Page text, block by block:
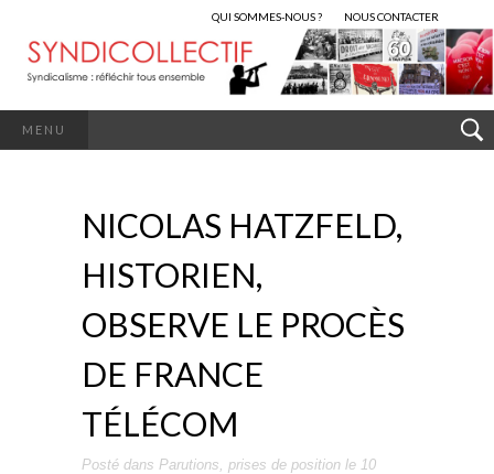
QUI SOMMES-NOUS ? NOUS CONTACTER
MENU
NICOLAS HATZFELD,
HISTORIEN,
OBSERVE LE PROCÈS
DE FRANCE
TÉLÉCOM
Posté dans Parutions, prises de position le 10